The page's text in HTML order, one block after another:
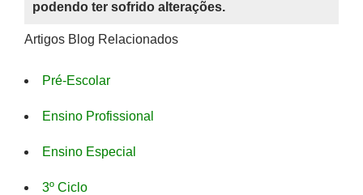
podendo ter sofrido alterações.
Artigos Blog Relacionados
Pré-Escolar
Ensino Profissional
Ensino Especial
3º Ciclo